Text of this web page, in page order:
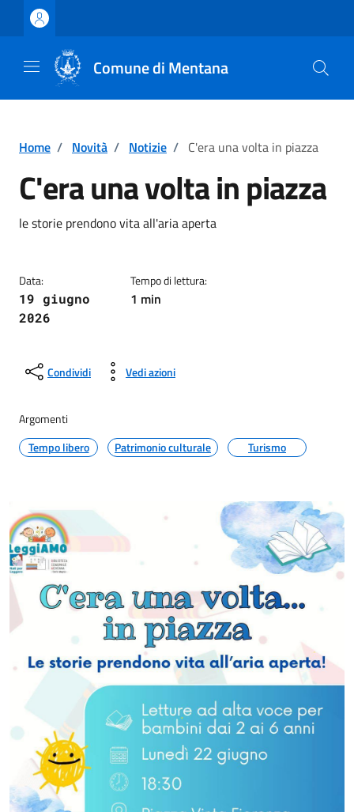
Vai ai contenuti
Vai al footer
Comune di Mentana
Home / Novità / Notizie / C'era una volta in piazza
C'era una volta in piazza
Dettagli della notizia
le storie prendono vita all'aria aperta
Data:
19 giugno
2026
Tempo di lettura:
1 min
Condividi Vedi azioni
Argomenti
Tempo libero
Patrimonio culturale Turismo